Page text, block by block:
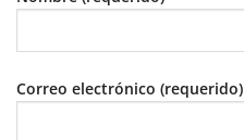
Correo electrónico (requerido)